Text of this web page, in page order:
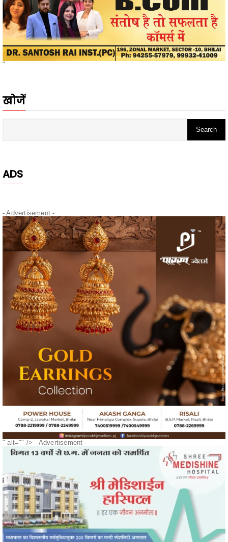
- Advertisement -
" alt="" />- Advertisement -